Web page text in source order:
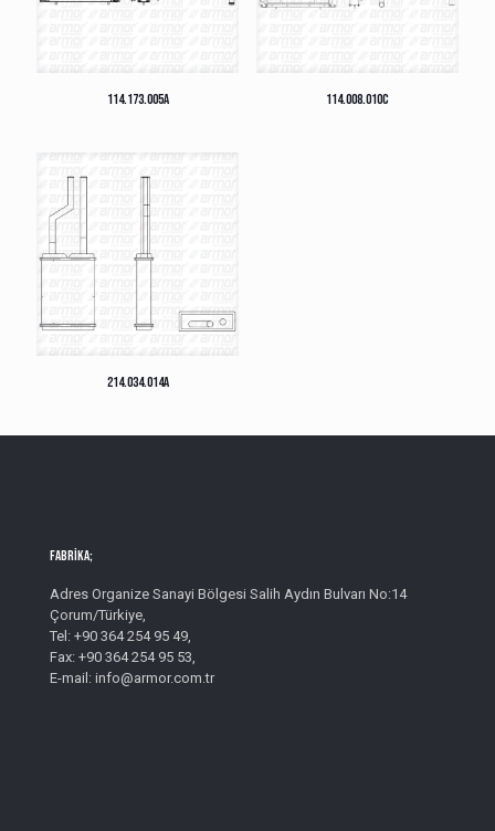
114.173.005A 114.008.010C
214.034.014A
Fabrika;
Adres Organize Sanayi Bölgesi Salih Aydın Bulvarı No:14
Çorum/Türkiye,
Tel: +90 364 254 95 49,
Fax: +90 364 254 95 53,
E-mail: info@armor.com.tr